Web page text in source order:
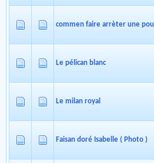
commen faire arrèter une
Le pélican blanc
Le milan royal
Faisan doré Isabelle ( Photo )